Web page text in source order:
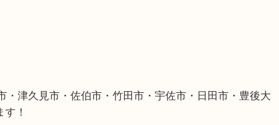
津久見市・佐伯市・竹田市・宇佐市・日田市・豊後大
！